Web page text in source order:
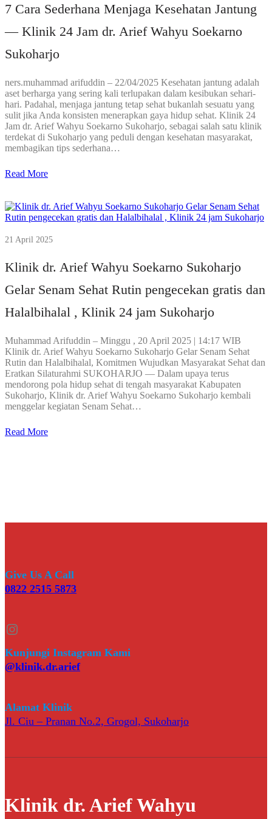
7 Cara Sederhana Menjaga Kesehatan Jantung
— Klinik 24 Jam dr. Arief Wahyu Soekarno
Sukoharjo
ners.muhammad arifuddin – 22/04/2025 Kesehatan jantung adalah
aset berharga yang sering kali terlupakan dalam kesibukan sehari-
hari. Padahal, menjaga jantung tetap sehat bukanlah sesuatu yang
sulit jika Anda konsisten menerapkan gaya hidup sehat. Klinik 24
Jam dr. Arief Wahyu Soekarno Sukoharjo, sebagai salah satu klinik
terdekat di Sukoharjo yang peduli dengan kesehatan masyarakat,
membagikan tips sederhana…
Read More
21 April 2025
Klinik dr. Arief Wahyu Soekarno Sukoharjo
Gelar Senam Sehat Rutin pengecekan gratis dan
Halalbihalal , Klinik 24 jam Sukoharjo
Muhammad Arifuddin – Minggu , 20 April 2025 | 14:17 WIB
Klinik dr. Arief Wahyu Soekarno Sukoharjo Gelar Senam Sehat
Rutin dan Halalbihalal, Komitmen Wujudkan Masyarakat Sehat dan
Eratkan Silaturahmi SUKOHARJO — Dalam upaya terus
mendorong pola hidup sehat di tengah masyarakat Kabupaten
Sukoharjo, Klinik dr. Arief Wahyu Soekarno Sukoharjo kembali
menggelar kegiatan Senam Sehat…
Read More
Give Us A Call
0822 2515 5873
Instagram
Kunjungi Instagram Kami
@klinik.dr.arief
Alamat Klinik
Jl. Ciu – Pranan No.2, Grogol, Sukoharjo
Klinik dr. Arief Wahyu